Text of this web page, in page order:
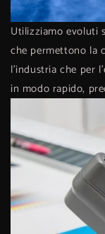
Utilizziamo evoluti
che permettono la
l’industria che per
in modo rapido,